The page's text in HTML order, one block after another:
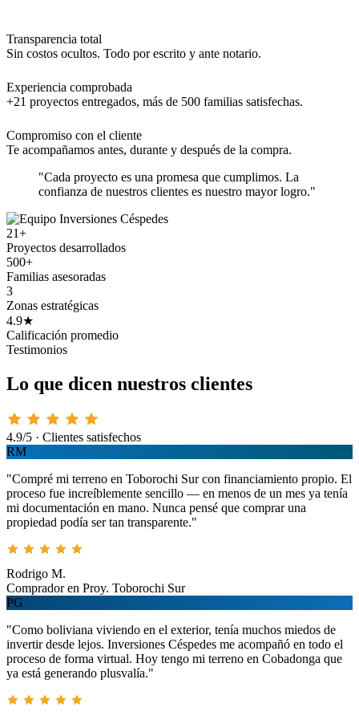
Transparencia total
Sin costos ocultos. Todo por escrito y ante notario.
Experiencia comprobada
+21 proyectos entregados, más de 500 familias satisfechas.
Compromiso con el cliente
Te acompañamos antes, durante y después de la compra.
"Cada proyecto es una promesa que cumplimos. La
confianza de nuestros clientes es nuestro mayor logro."
21+
Proyectos desarrollados
500+
Familias asesoradas
3
Zonas estratégicas
4.9★
Calificación promedio
Testimonios
Lo que dicen nuestros clientes
4.9/5 · Clientes satisfechos
RM
"Compré mi terreno en Toborochi Sur con financiamiento propio. El
proceso fue increíblemente sencillo — en menos de un mes ya tenía
mi documentación en mano. Nunca pensé que comprar una
propiedad podía ser tan transparente."
Rodrigo M.
Comprador en Proy. Toborochi Sur
PG
"Como boliviana viviendo en el exterior, tenía muchos miedos de
invertir desde lejos. Inversiones Céspedes me acompañó en todo el
proceso de forma virtual. Hoy tengo mi terreno en Cobadonga que
ya está generando plusvalía."